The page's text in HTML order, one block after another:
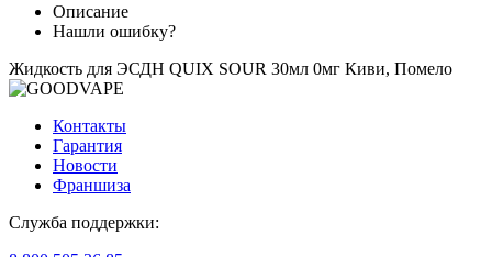
Описание
Нашли ошибку?
Жидкость для ЭСДН QUIX SOUR 30мл 0мг Киви, Помело
Контакты
Гарантия
Новости
Франшиза
Служба поддержки: